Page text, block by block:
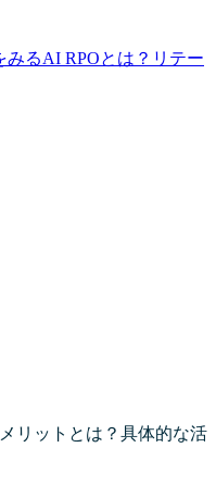
みるAI RPOとは？ リテー
リットとは？具体的な活